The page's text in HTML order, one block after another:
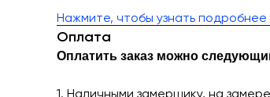
Нажмите, чтобы узнать
Оплата
Оплатить заказ можно